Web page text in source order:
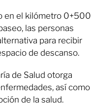
en el kilómetro 0+500
las personas
para recibir
de descanso.
de Salud otorga
así como
de la salud.